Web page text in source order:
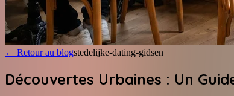
← Retour au blogstedelijke-dating-gidsen
Découvertes Urbaines : Un